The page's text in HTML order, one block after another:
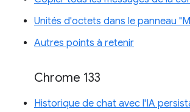
Unités d'octets dans le panneau
Autres points à retenir
Chrome 133
Historique de chat avec l'IA